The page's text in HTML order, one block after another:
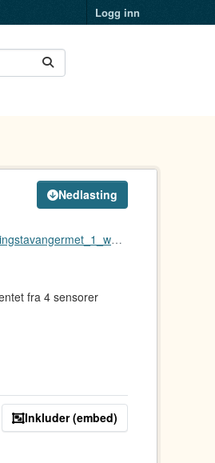
Logg inn
Nedlasting
fra 4 sensorer
Inkluder (embed)